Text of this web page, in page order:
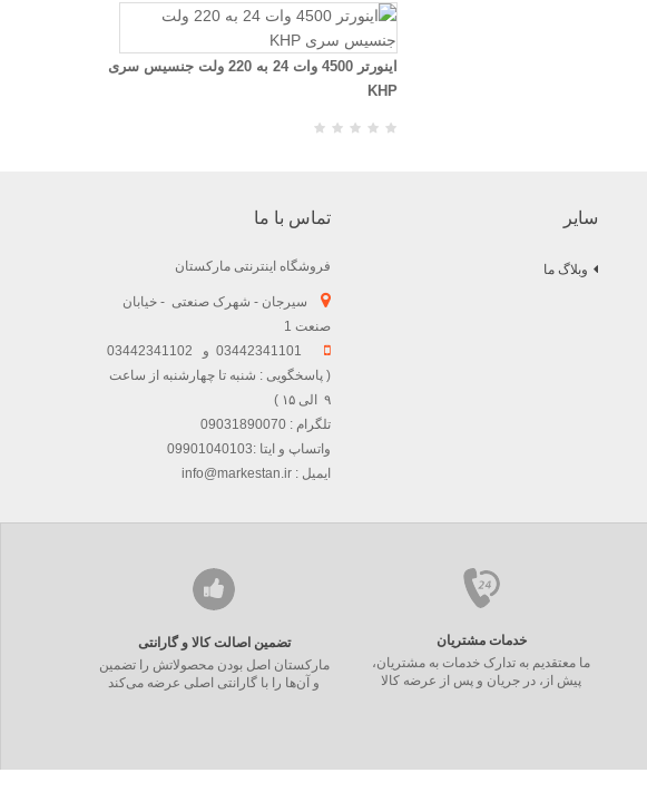
اینورتر 4500 وات 24 به 220 ولت جنسیس سری
KHP
سایر
وبلاگ ما
تماس با ما
فروشگاه اینترنتی مارکستان
سیرجان - شهرک صنعتی - خیابان
صنعت 1
( پاسخگویی : شنبه تا چهارشنبه از ساعت
۹ الی ۱۵ )
تلگرام : 09031890070
واتساپ و ایتا :09901040103
ایمیل : info@markestan.ir
تضمین اصالت کالا و گارانتی
مارکستان اصل بودن محصولاتش را تضمین
و آن‌ها را با گارانتی اصلی عرضه می‌کند
خدمات مشتریان
ما معتقدیم به تدارک خدمات به مشتریان،
پیش از، در جریان و پس از عرضه کالا